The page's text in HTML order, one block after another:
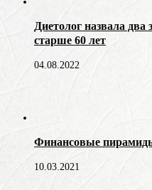
Диетолог назвала
старше 60 лет
04.08.2022
Финансовые
10.03.2021